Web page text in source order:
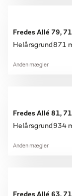
Fredes Allé 79,
Helårsgrund871
Anden mægler
Fredes Allé 81,
Helårsgrund 934
Anden mægler